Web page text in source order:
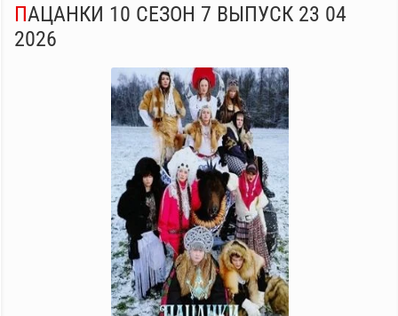
ПАЦАНКИ 10 СЕЗОН 7 ВЫПУСК 23 04
2026